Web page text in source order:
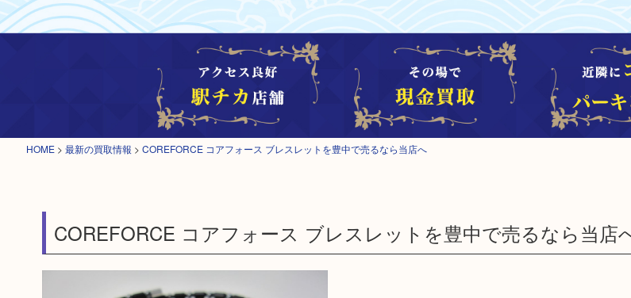
HOME > 最新の買取情報 > COREFORCE コアフォース ブレスレットを豊中で売るなら当店へ
COREFORCE コアフォース ブレスレットを豊中で売るなら当店